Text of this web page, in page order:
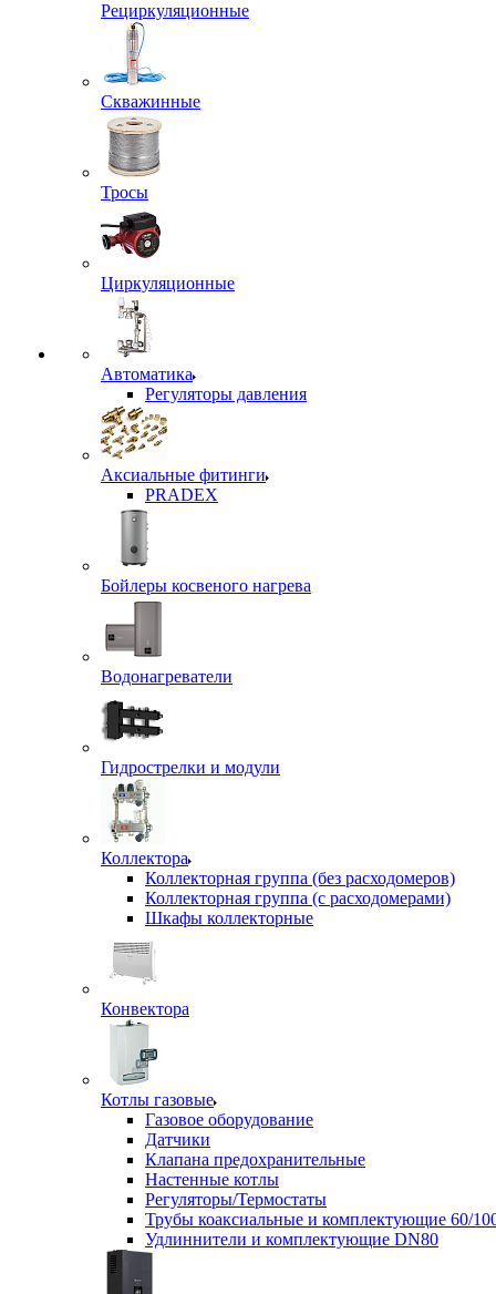
Рециркуляционные
Скважинные
Тросы
Циркуляционные
Автоматика
Регуляторы давления
Аксиальные фитинги
PRADEX
Бойлеры косвеного нагрева
Водонагреватели
Гидрострелки и модули
Коллектора
Коллекторная группа (без расходомеров)
Коллекторная группа (с расходомерами)
Шкафы коллекторные
Конвектора
Котлы газовые
Газовое оборудование
Датчики
Клапана предохранительные
Настенные котлы
Регуляторы/Термостаты
Трубы коаксиальные и комплектующие 60/
Удлиннители и комплектующие DN80